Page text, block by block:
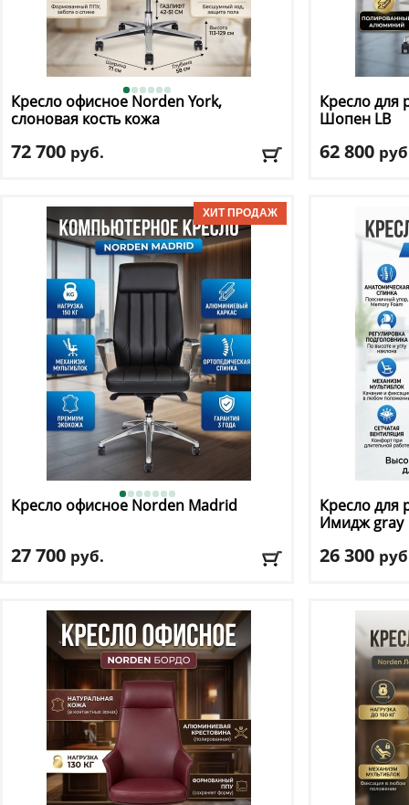
Кресло офисное NordenYork,
слоновая кость кожа
72 700 руб.
Механизм качания: Donati
Регулировка по высоте: есть
Материал обивки: натуральная кожа
Подлокотники: да
Доставка:БЕСПЛАТНО, 2-3 дня
Кресло для
Шопен LB
62 800
Регулировка
Материал
Доставка:
Кресло офисное Norden Madrid
27 700 руб.
Механизм качания: мультиблок
Регулировка по высоте: есть
Материал обивки: экокожа
Подлокотники : да
Доставка:БЕСПЛАТНО, 2-3 дня
Кресло для
Имидж gray
26 300
Регулировка
Материал
Доставка: